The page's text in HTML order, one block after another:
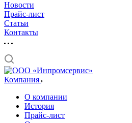
Новости
Прайс-лист
Статьи
Контакты
Компания
О компании
История
Прайс-лист